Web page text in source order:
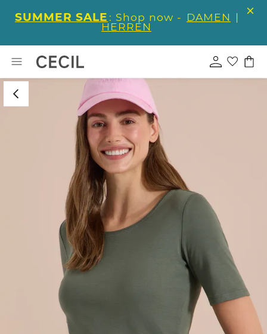
SUMMER SALE : Shop now - DAMEN |
HERREN